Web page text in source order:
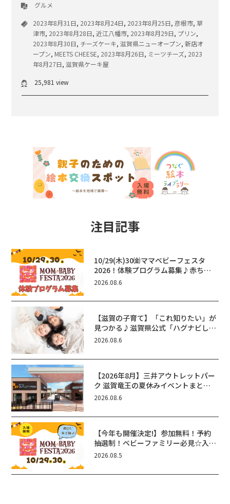
グルメ
2023年8月31日, 2023年8月24日, 2023年8月25日, 彦根市,草
津市, 2023年8月28日,近江八幡市, 2023年8月29日, プリン,
2023年8月30日, チーズケーキ,滋賀県ニューオープン,新店オ
ープン, MEETS CHEESE, 2023年8月26日, ミーツチーズ, 2023
年8月27日,滋賀県ケーキ屋
25,981 view
注目記事
10/29(木)30㈮ママベビーフェスタ
2026！体験プログラム募集♪赤ちゃ
ん向けイベントに出演しませんか？
2026.08.6
【滋賀の子育て】「これ知りたい」が
見つかる♪滋賀県公式「ハグナビし
が」使ってる？おでかけ・制度・子育
2026.08.6
【2026年8月】三井アウトレットパー
ク 滋賀竜王の夏休みイベントまと
め！びしょぬれ水あそび・激辛グル
ん！
2026.08.6
【今年も開催決定!】参加無料！予約
抽選制！ベビーファミリー必見☆入場
無料☆10/29(木)30(金)ママベビーフ
エリ守山
2026.08.5